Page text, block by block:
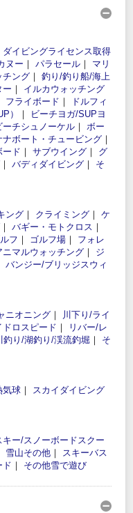
ダイビングライセンス取得
ヌー ｜ パラセール ｜ マリ
チング ｜ 釣り/釣り船/海上
ー ｜ イルカウォッチング
フライボード ｜
ドルフィ
） ｜
ビーチヨガ/SUPヨ
ーチシュノーケル ｜ ボー
ナボート・チュービング ｜
ード ｜ サブウイング ｜ グ
｜ バディダイビング ｜ そ
ング ｜ クライミング ｜ ケ
｜ バギー・モトクロス ｜
フ ｜ ゴルフ場 ｜ フォレ
ニマルウォッチング ｜ ジ
バンジー/ブリッジスウィ
ニオニング ｜
川下り/ライ
ドロスピード ｜
リバー/レ
釣り/湖釣り/渓流釣堀 ｜ そ
気球 ｜ スカイダイビング
キー/スノーボードスクー
雪山その他 ｜ スキーバス
ド ｜ その他雪で遊び